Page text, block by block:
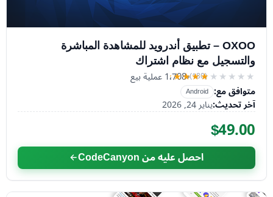
OXOO – تطبيق أندرويد للمشاهدة المباشرة
والتسجيل مع نظام اشتراك
★★★★★
★★★★★
(180) 1٬708 عملية بيع
متوافق مع: Android
آخر تحديث:يناير 24, 2026
$49.00
احصل عليه من CodeCanyon